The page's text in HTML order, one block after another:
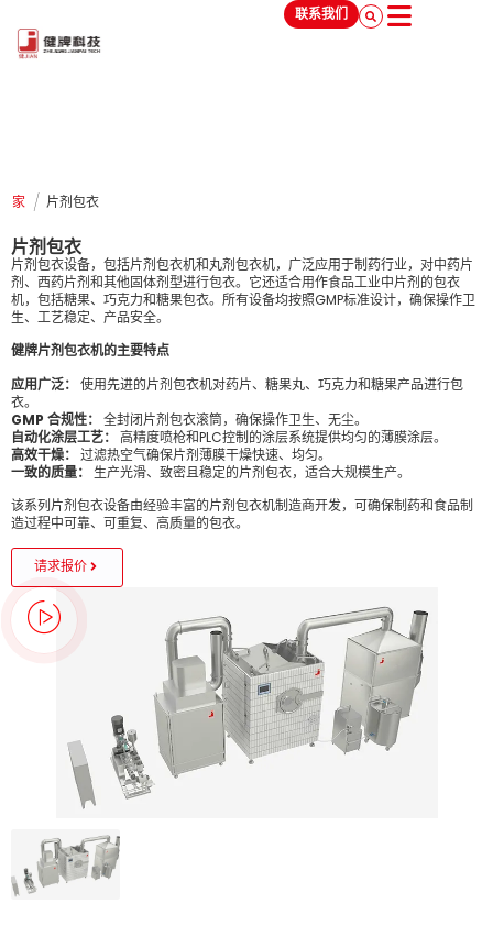
联系我们
家 / 片剂包衣
片剂包衣
片剂包衣设备，包括片剂包衣机和丸剂包衣机，广泛应用于制药行业，对中药片
剂、西药片剂和其他固体剂型进行包衣。它还适合用作食品工业中片剂的包衣
机，包括糖果、巧克力和糖果包衣。所有设备均按照GMP标准设计，确保操作卫
生、工艺稳定、产品安全。
健牌片剂包衣机的主要特点
应用广泛： 使用先进的片剂包衣机对药片、糖果丸、巧克力和糖果产品进行包
衣。
GMP 合规性： 全封闭片剂包衣滚筒，确保操作卫生、无尘。
自动化涂层工艺： 高精度喷枪和PLC控制的涂层系统提供均匀的薄膜涂层。
高效干燥： 过滤热空气确保片剂薄膜干燥快速、均匀。
一致的质量：
生产光滑、致密且稳定的片剂包衣，适合大规模生产。
该系列片剂包衣设备由经验丰富的片剂包衣机制造商开发，可确保制药和食品制
造过程中可靠、可重复、高质量的包衣。
请求报价